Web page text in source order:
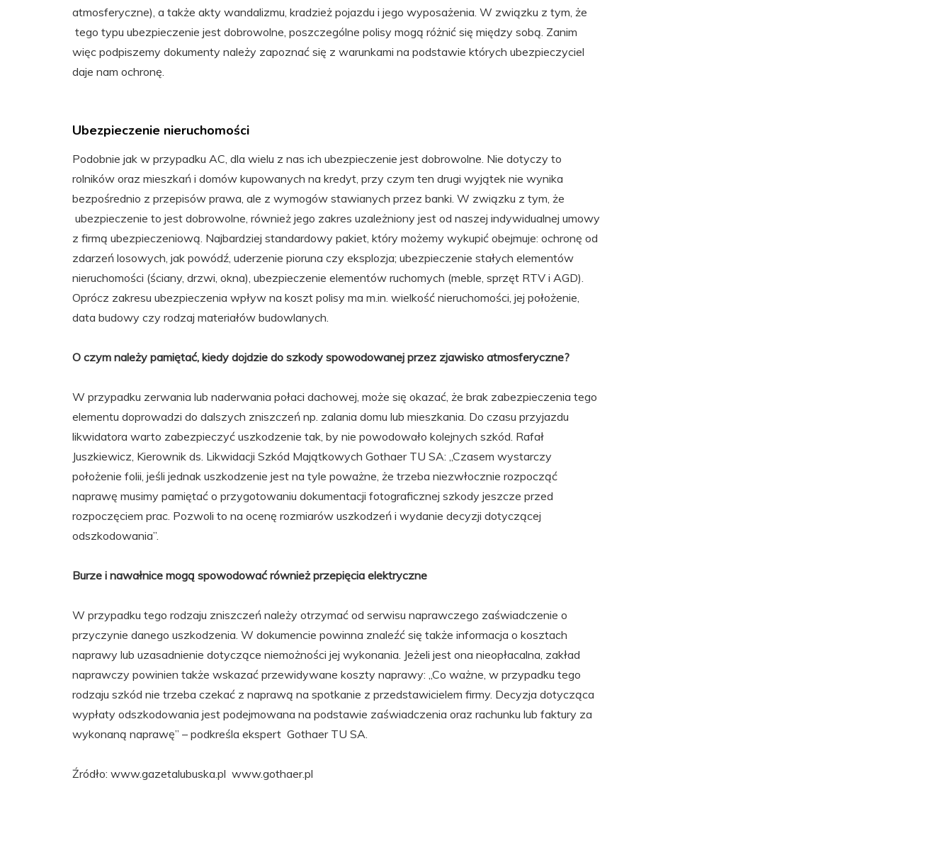
atmosferyczne), a także akty wandalizmu, kradzież pojazdu i jego wyposażenia. W związku z tym, że
tego typu ubezpieczenie jest dobrowolne, poszczególne polisy mogą różnić się między sobą. Zanim
więc podpiszemy dokumenty należy zapoznać się z warunkami na podstawie których ubezpieczyciel
daje nam ochronę.
Ubezpieczenie nieruchomości
Podobnie jak w przypadku AC, dla wielu z nas ich ubezpieczenie jest dobrowolne. Nie dotyczy to
rolników oraz mieszkań i domów kupowanych na kredyt, przy czym ten drugi wyjątek nie wynika
bezpośrednio z przepisów prawa, ale z wymogów stawianych przez banki. W związku z tym, że
ubezpieczenie to jest dobrowolne, również jego zakres uzależniony jest od naszej indywidualnej umowy
z firmą ubezpieczeniową. Najbardziej standardowy pakiet, który możemy wykupić obejmuje: ochronę od
zdarzeń losowych, jak powódź, uderzenie pioruna czy eksplozja; ubezpieczenie stałych elementów
nieruchomości (ściany, drzwi, okna), ubezpieczenie elementów ruchomych (meble, sprzęt RTV i AGD).
Oprócz zakresu ubezpieczenia wpływ na koszt polisy ma m.in. wielkość nieruchomości, jej położenie,
data budowy czy rodzaj materiałów budowlanych.
O czym należy pamiętać, kiedy dojdzie do szkody spowodowanej przez zjawisko atmosferyczne?
W przypadku zerwania lub naderwania połaci dachowej, może się okazać, że brak zabezpieczenia tego
elementu doprowadzi do dalszych zniszczeń np. zalania domu lub mieszkania. Do czasu przyjazdu
likwidatora warto zabezpieczyć uszkodzenie tak, by nie powodowało kolejnych szkód. Rafał
Juszkiewicz, Kierownik ds. Likwidacji Szkód Majątkowych Gothaer TU SA: „Czasem wystarczy
położenie folii, jeśli jednak uszkodzenie jest na tyle poważne, że trzeba niezwłocznie rozpocząć
naprawę musimy pamiętać o przygotowaniu dokumentacji fotograficznej szkody jeszcze przed
rozpoczęciem prac. Pozwoli to na ocenę rozmiarów uszkodzeń i wydanie decyzji dotyczącej
odszkodowania”.
Burze i nawałnice mogą spowodować również przepięcia elektryczne
W przypadku tego rodzaju zniszczeń należy otrzymać od serwisu naprawczego zaświadczenie o
przyczynie danego uszkodzenia. W dokumencie powinna znaleźć się także informacja o kosztach
naprawy lub uzasadnienie dotyczące niemożności jej wykonania. Jeżeli jest ona nieopłacalna, zakład
naprawczy powinien także wskazać przewidywane koszty naprawy: „Co ważne, w przypadku tego
rodzaju szkód nie trzeba czekać z naprawą na spotkanie z przedstawicielem firmy. Decyzja dotycząca
wypłaty odszkodowania jest podejmowana na podstawie zaświadczenia oraz rachunku lub faktury za
wykonaną naprawę” – podkreśla ekspert Gothaer TU SA.
Źródło: www.gazetalubuska.pl www.gothaer.pl